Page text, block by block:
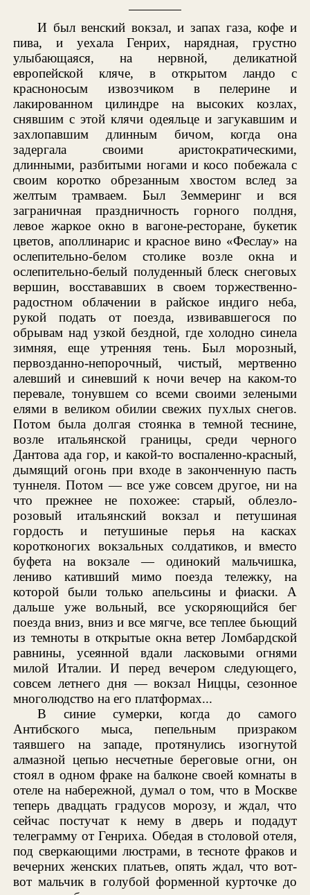
И был венский вокзал, и запах газа, кофе и
пива, и уехала Генрих, нарядная, грустно
улыбающаяся, на нервной, деликатной
европейской кляче, в открытом ландо с
красноносым извозчиком в пелерине и
лакированном цилиндре на высоких козлах,
снявшим с этой клячи одеяльце и загукавшим и
захлопавшим длинным бичом, когда она
задергала своими аристократическими,
длинными, разбитыми ногами и косо побежала с
своим коротко обрезанным хвостом вслед за
желтым трамваем. Был Земмеринг и вся
заграничная праздничность горного полдня,
левое жаркое окно в вагоне-ресторане, букетик
цветов, аполлинарис и красное вино «Феслау» на
ослепительно-белом столике возле окна и
ослепительно-белый полуденный блеск снеговых
вершин, восстававших в своем торжественно-
радостном облачении в райское индиго неба,
рукой подать от поезда, извивавшегося по
обрывам над узкой бездной, где холодно синела
зимняя, еще утренняя тень. Был морозный,
первозданно-непорочный, чистый, мертвенно
алевший и синевший к ночи вечер на каком-то
перевале, тонувшем со всеми своими зелеными
елями в великом обилии свежих пухлых снегов.
Потом была долгая стоянка в темной теснине,
возле итальянской границы, среди черного
Дантова ада гор, и какой-то воспаленно-красный,
дымящий огонь при входе в законченную пасть
туннеля. Потом — все уже совсем другое, ни на
что прежнее не похожее: старый, облезло-
розовый итальянский вокзал и петушиная
гордость и петушиные перья на касках
коротконогих вокзальных солдатиков, и вместо
буфета на вокзале — одинокий мальчишка,
лениво кативший мимо поезда тележку, на
которой были только апельсины и фиаски. А
дальше уже вольный, все ускоряющийся бег
поезда вниз, вниз и все мягче, все теплее бьющий
из темноты в открытые окна ветер Ломбардской
равнины, усеянной вдали ласковыми огнями
милой Италии. И перед вечером следующего,
совсем летнего дня — вокзал Ниццы, сезонное
многолюдство на его платформах...
В синие сумерки, когда до самого
Антибского мыса, пепельным призраком
таявшего на западе, протянулись изогнутой
алмазной цепью несчетные береговые огни, он
стоял в одном фраке на балконе своей комнаты в
отеле на набережной, думал о том, что в Москве
теперь двадцать градусов морозу, и ждал, что
сейчас постучат к нему в дверь и подадут
телеграмму от Генриха. Обедая в столовой отеля,
под сверкающими люстрами, в тесноте фраков и
вечерних женских платьев, опять ждал, что вот-
вот мальчик в голубой форменной курточке до